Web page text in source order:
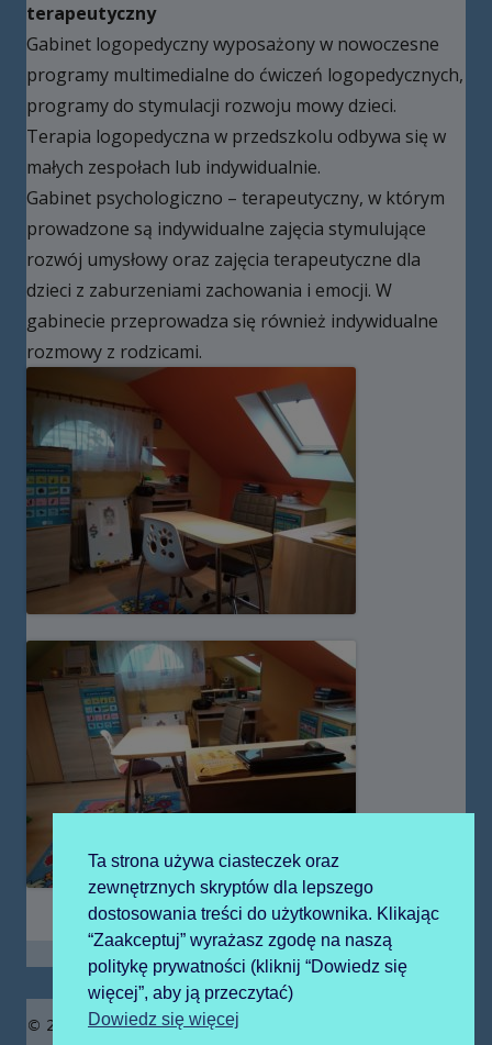
terapeutyczny
Gabinet logopedyczny wyposażony w nowoczesne
programy multimedialne do ćwiczeń logopedycznych,
programy do stymulacji rozwoju mowy dzieci.
Terapia logopedyczna w przedszkolu odbywa się w
małych zespołach lub indywidualnie.
Gabinet psychologiczno – terapeutyczny, w którym
prowadzone są indywidualne zajęcia stymulujące
rozwój umysłowy oraz zajęcia terapeutyczne dla
dzieci z zaburzeniami zachowania i emocji. W
gabinecie przeprowadza się również indywidualne
rozmowy z rodzicami.
Zawartość
© 2019 Publiczne Przedszkole z Oddziałami
Ta strona używa ciasteczek oraz
zewnętrznych skryptów dla lepszego
dostosowania treści do użytkownika. Klikając
“Zaakceptuj” wyrażasz zgodę na naszą
politykę prywatności (kliknij “Dowiedz się
więcej”, aby ją przeczytać)
Dowiedz się więcej